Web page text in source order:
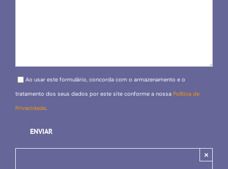
Please leave this field empty.
Ao usar este formulário, concorda com o armazenamento e o
tratamento dos seus dados por este site conforme a nossa Política de
Privacidade
×